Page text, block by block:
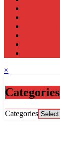
×
Categories
Categories